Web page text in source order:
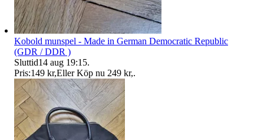
Kobold munspel - Made in German Democratic Republic
(GDR / DDR )
Sluttid14 aug 19:15.
Pris:149 kr,Eller Köp nu 249 kr,.